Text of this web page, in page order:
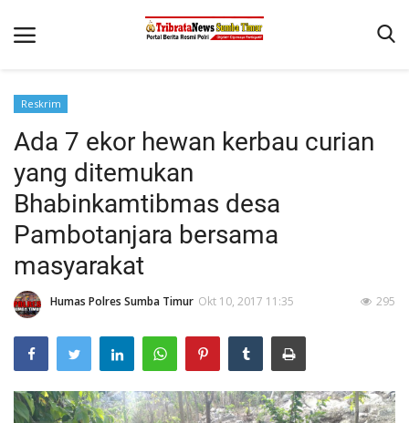
Beranda
Terms & Conditions
Reskrim
Binkam
Giat Ops
Polisi Kita
Lantas
Jurnal Kamtibmas
Reskrim
Ada 7 ekor hewan kerbau curian
yang ditemukan
Bhabinkamtibmas desa
Pambotanjara bersama
masyarakat
Humas Polres Sumba Timur Okt 10, 2017 11:35 295